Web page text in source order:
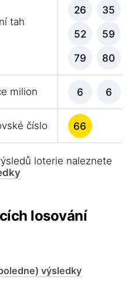
tah
26 35
52 59
79 80
milion 6 6
číslo 66
loterie naleznete
losování
výsledky